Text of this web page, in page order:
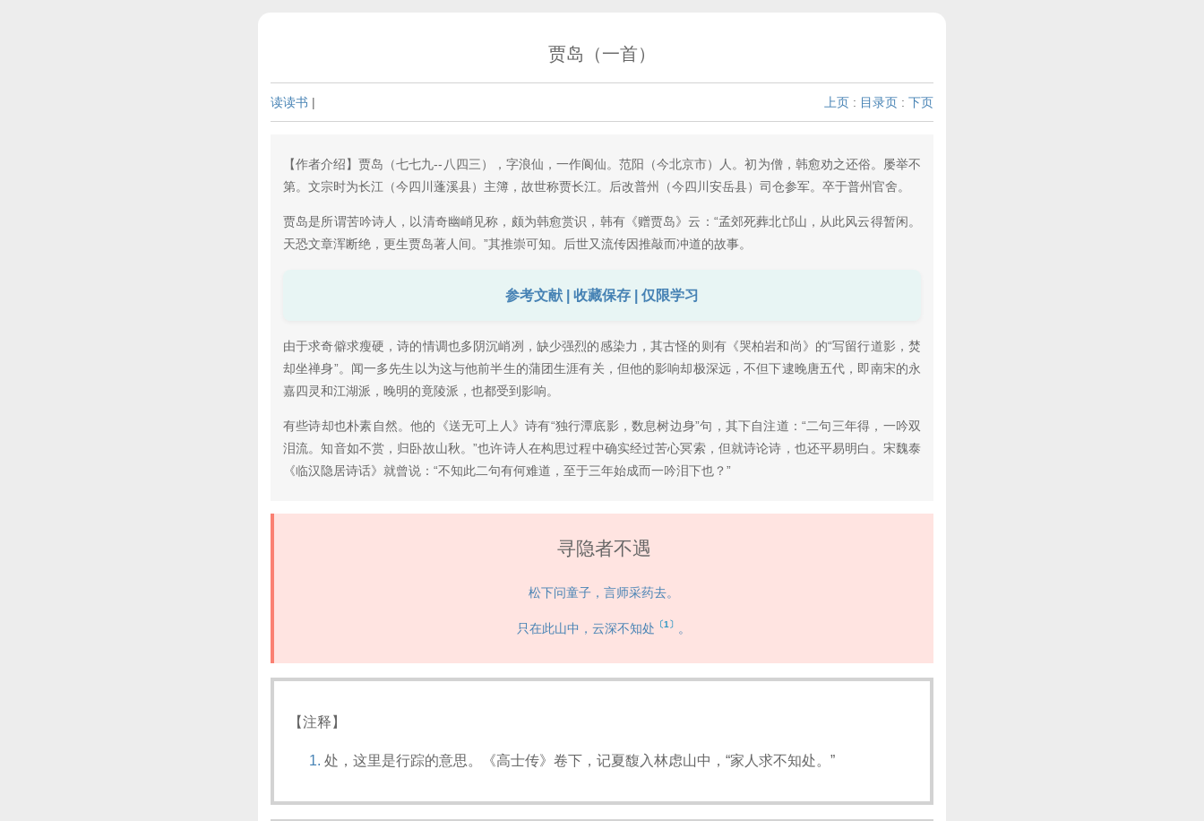
贾岛（一首）
读读书 | 上页 : 目录页 : 下页
【作者介绍】贾岛（七七九--八四三），字浪仙，一作阆仙。范阳（今北京市）人。初为僧，韩愈劝之还俗。屡举不
第。文宗时为长江（今四川蓬溪县）主簿，故世称贾长江。后改普州（今四川安岳县）司仓参军。卒于普州官舍。
贾岛是所谓苦吟诗人，以清奇幽峭见称，颇为韩愈赏识，韩有《赠贾岛》云：“孟郊死葬北邙山，从此风云得暂闲。
天恐文章浑断绝，更生贾岛著人间。”其推崇可知。后世又流传因推敲而冲道的故事。
参考文献 | 收藏保存 | 仅限学习
由于求奇僻求瘦硬，诗的情调也多阴沉峭冽，缺少强烈的感染力，其古怪的则有《哭柏岩和尚》的“写留行道影，焚
却坐禅身”。闻一多先生以为这与他前半生的蒲团生涯有关，但他的影响却极深远，不但下逮晚唐五代，即南宋的永
嘉四灵和江湖派，晚明的竟陵派，也都受到影响。
有些诗却也朴素自然。他的《送无可上人》诗有“独行潭底影，数息树边身”句，其下自注道：“二句三年得，一吟双
泪流。知音如不赏，归卧故山秋。”也许诗人在构思过程中确实经过苦心冥索，但就诗论诗，也还平易明白。宋魏泰
《临汉隐居诗话》就曾说：“不知此二句有何难道，至于三年始成而一吟泪下也？”
寻隐者不遇
松下问童子，言师采药去。
只在此山中，云深不知处 〔1〕 。
【注释】
处，这里是行踪的意思。《高士传》卷下，记夏馥入林虑山中，“家人求不知处。”